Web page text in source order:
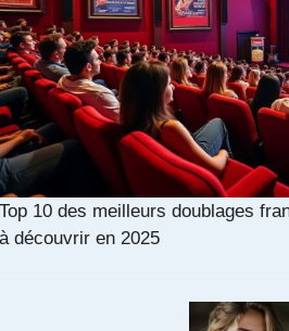
Top 10 des meilleurs doublages
à découvrir en 2025